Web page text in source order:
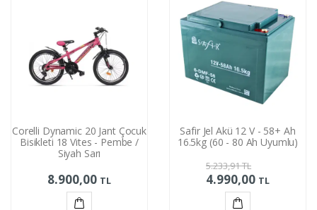
Corelli Dynamic 20 Jant Çocuk
Bisikleti 18 Vites - Pembe /
Siyah Sarı
8.900,00 TL
Safir Jel Akü 12 V - 58+ Ah
16.5kg (60 - 80 Ah Uyumlu)
5.233,91TL
4.990,00 TL